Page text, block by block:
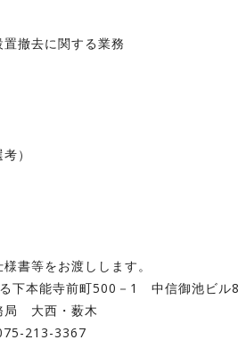
設置撤去に関する業務
）
書等をお渡しします。
本能寺前町500－1 中信御池ビ
西・薮木
3367